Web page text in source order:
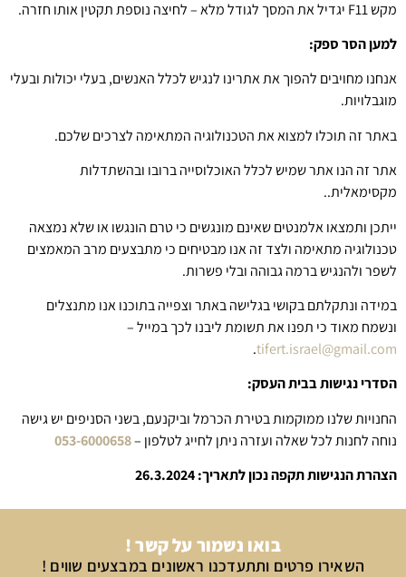
מקש F11 יגדיל את המסך לגודל מלא – לחיצה נוספת תקטין אותו חזרה.
למען הסר ספק:
אנחנו מחויבים להפוך את אתרינו לנגיש לכלל האנשים, בעלי יכולות ובעלי
מוגבלויות.
באתר זה תוכלו למצוא את הטכנולוגיה המתאימה לצרכים שלכם.
אתר זה הנו אתר שמיש לכלל האוכלוסייה ברובו ובהשתדלות
מקסימאלית..
ייתכן ותמצאו אלמנטים שאינם מונגשים כי טרם הונגשו או שלא נמצאה
טכנולוגיה מתאימה ולצד זה אנו מבטיחים כי מתבצעים מרב המאמצים
לשפר ולהנגיש ברמה גבוהה ובלי פשרות.
במידה ונתקלתם בקושי בגלישה באתר וצפייה בתוכנו אנו מתנצלים
ונשמח מאוד כי תפנו את תשומת ליבנו לכך במייל –
tifert.israel@gmail.com
.
הסדרי נגישות בבית העסק:
החנויות שלנו ממוקמות בטירת הכרמל וביקנעם, בשני הסניפים יש גישה
נוחה לחנות לכל שאלה ועזרה ניתן לחייג לטלפון –053-6000658
הצהרת הנגישות תקפה נכון לתאריך: 26.3.2024
בואו נשמור על קשר !
השאירו פרטים ותתעדכנו ראשונים במבצעים שווים !